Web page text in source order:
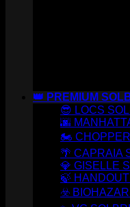
👑 PREMIUM
😎 LOCS
🌆
🏍️
🌴 CAPRAIA
💎 GISELLE
🍃
☣️